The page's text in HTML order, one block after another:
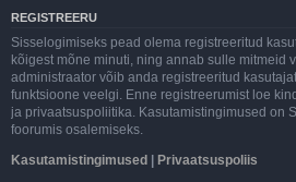
REGISTREERU
Sisselogimiseks pead olema registreeritud
kõigest mõne minuti, ning annab sulle mitmeid
administraator võib anda registreeritud
funktsioone veelgi. Enne registreerumist loe
ja privaatsuspoliitika. Kasutamistingimused on
foorumis osalemiseks.
Kasutamistingimused | Privaatsuspoliis